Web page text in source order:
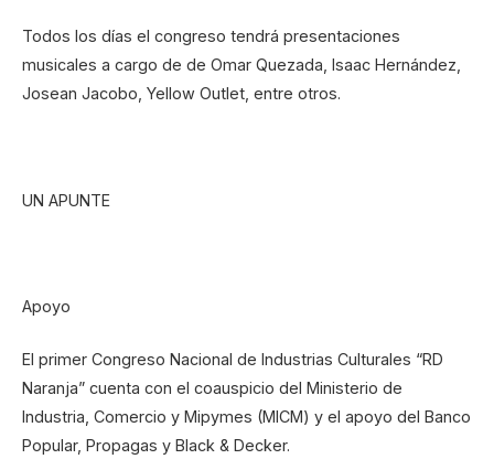
Todos los días el congreso tendrá presentaciones
musicales a cargo de de Omar Quezada, Isaac Hernández,
Josean Jacobo, Yellow Outlet, entre otros.
UN APUNTE
Apoyo
El primer Congreso Nacional de Industrias Culturales “RD
Naranja” cuenta con el coauspicio del Ministerio de
Industria, Comercio y Mipymes (MICM) y el apoyo del Banco
Popular, Propagas y Black & Decker.